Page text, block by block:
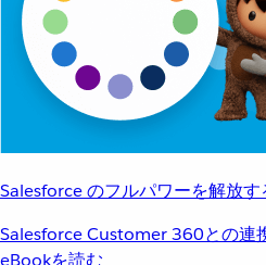
Salesforce のフルパワーを解放
Salesforce Customer 360との連
eBookを読む